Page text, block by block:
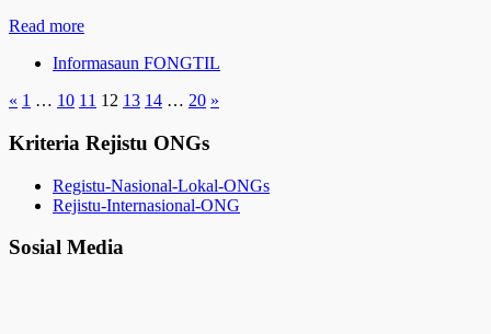
Read more
Informasaun FONGTIL
« 1 … 10 11 12 13 14 … 20 »
Kriteria Rejistu ONGs
Registu-Nasional-Lokal-ONGs
Rejistu-Internasional-ONG
Sosial Media